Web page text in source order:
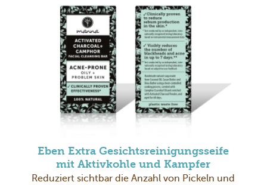
Eben Extra Gesichtsreinigungsseife
mit Aktivkohle und Kampfer
Reduziert sichtbar die Anzahl von Pickeln und